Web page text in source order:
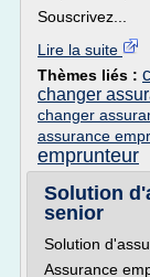
Souscrivez...
Lire la suite
Thèmes liés :
changer
changer
assurance
emprunteur
Solution
senior
Solution
Assurance